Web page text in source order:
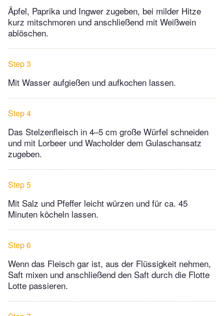
Äpfel, Paprika und Ingwer zugeben, bei milder Hitze
kurz mitschmoren und anschließend mit Weißwein
ablöschen.
Step 3
Mit Wasser aufgießen und aufkochen lassen.
Step 4
Das Stelzenfleisch in 4–5 cm große Würfel schneiden
und mit Lorbeer und Wacholder dem Gulaschansatz
zugeben.
Step 5
Mit Salz und Pfeffer leicht würzen und für ca. 45
Minuten köcheln lassen.
Step 6
Wenn das Fleisch gar ist, aus der Flüssigkeit nehmen,
Saft mixen und anschließend den Saft durch die Flotte
Lotte passieren.